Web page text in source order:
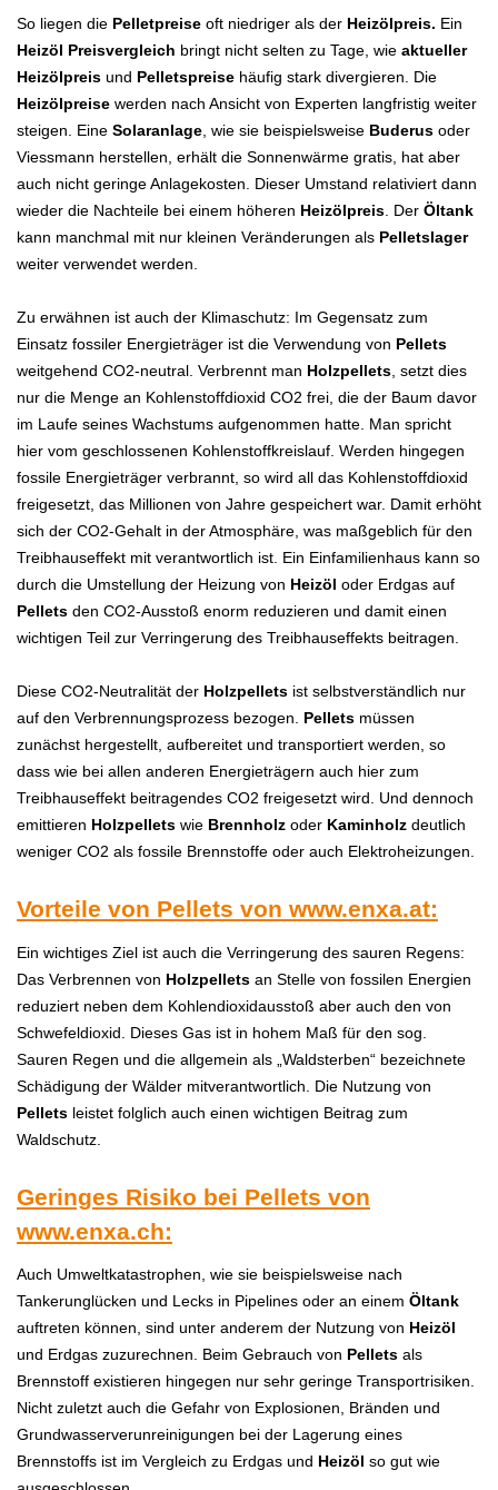
So liegen die Pelletpreise oft niedriger als der Heizölpreis. Ein
Heizöl Preisvergleich bringt nicht selten zu Tage, wie aktueller
Heizölpreis und Pelletspreise häufig stark divergieren. Die
Heizölpreise werden nach Ansicht von Experten langfristig weiter
steigen. Eine Solaranlage , wie sie beispielsweise Buderus oder
Viessmann herstellen, erhält die Sonnenwärme gratis, hat aber
auch nicht geringe Anlagekosten. Dieser Umstand relativiert dann
wieder die Nachteile bei einem höheren Heizölpreis . Der Öltank
kann manchmal mit nur kleinen Veränderungen als Pelletslager
weiter verwendet werden.
Zu erwähnen ist auch der Klimaschutz: Im Gegensatz zum
Einsatz fossiler Energieträger ist die Verwendung von Pellets
weitgehend CO2-neutral. Verbrennt man Holzpellets , setzt dies
nur die Menge an Kohlenstoffdioxid CO2 frei, die der Baum davor
im Laufe seines Wachstums aufgenommen hatte. Man spricht
hier vom geschlossenen Kohlenstoffkreislauf. Werden hingegen
fossile Energieträger verbrannt, so wird all das Kohlenstoffdioxid
freigesetzt, das Millionen von Jahre gespeichert war. Damit erhöht
sich der CO2-Gehalt in der Atmosphäre, was maßgeblich für den
Treibhauseffekt mit verantwortlich ist. Ein Einfamilienhaus kann so
durch die Umstellung der Heizung von Heizöl oder Erdgas auf
Pellets den CO2-Ausstoß enorm reduzieren und damit einen
wichtigen Teil zur Verringerung des Treibhauseffekts beitragen.
Diese CO2-Neutralität der Holzpellets ist selbstverständlich nur
auf den Verbrennungsprozess bezogen. Pellets müssen
zunächst hergestellt, aufbereitet und transportiert werden, so
dass wie bei allen anderen Energieträgern auch hier zum
Treibhauseffekt beitragendes CO2 freigesetzt wird. Und dennoch
emittieren Holzpellets wie Brennholz oder Kaminholz deutlich
weniger CO2 als fossile Brennstoffe oder auch Elektroheizungen.
Vorteile von Pellets von www.enxa.at:
Ein wichtiges Ziel ist auch die Verringerung des sauren Regens:
Das Verbrennen von Holzpellets an Stelle von fossilen Energien
reduziert neben dem Kohlendioxidausstoß aber auch den von
Schwefeldioxid. Dieses Gas ist in hohem Maß für den sog.
Sauren Regen und die allgemein als „Waldsterben“ bezeichnete
Schädigung der Wälder mitverantwortlich. Die Nutzung von
Pellets leistet folglich auch einen wichtigen Beitrag zum
Waldschutz.
Geringes Risiko bei Pellets von
www.enxa.ch:
Auch Umweltkatastrophen, wie sie beispielsweise nach
Tankerunglücken und Lecks in Pipelines oder an einem Öltank
auftreten können, sind unter anderem der Nutzung von Heizöl
und Erdgas zuzurechnen. Beim Gebrauch von Pellets als
Brennstoff existieren hingegen nur sehr geringe Transportrisiken.
Nicht zuletzt auch die Gefahr von Explosionen, Bränden und
Grundwasserverunreinigungen bei der Lagerung eines
Brennstoffs ist im Vergleich zu Erdgas und Heizöl so gut wie